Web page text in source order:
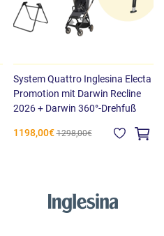
System Quattro Inglesina Electa
Promotion mit Darwin Recline
2026 + Darwin 360°-Drehfuß
1198,00€ 1298,00€